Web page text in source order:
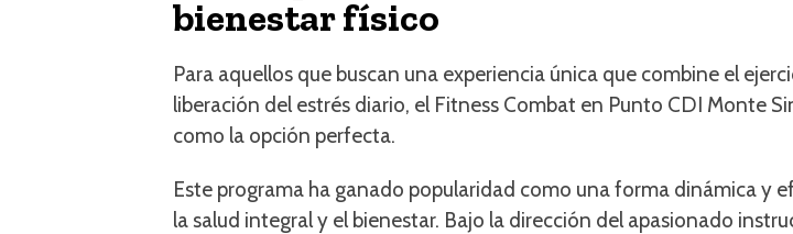
bienestar físico
Para aquellos que buscan una experiencia única que combine el
liberación del estrés diario, el Fitness Combat en Punto CDI Monte
como la opción perfecta.
Este programa ha ganado popularidad como una forma dinámica y
la salud integral y el bienestar. Bajo la dirección del apasionado